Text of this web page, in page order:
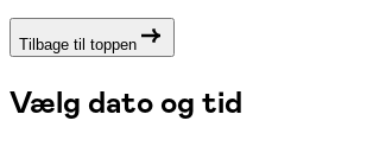
Tilbage til toppen
Vælg dato og tid